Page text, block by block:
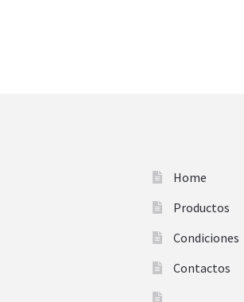
Home
Productos
Condiciones
Contactos